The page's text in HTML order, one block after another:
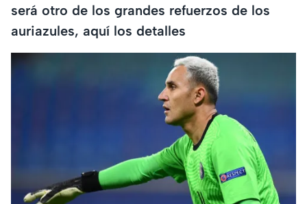
será otro de los grandes refuerzos de los
auriazules, aquí los detalles